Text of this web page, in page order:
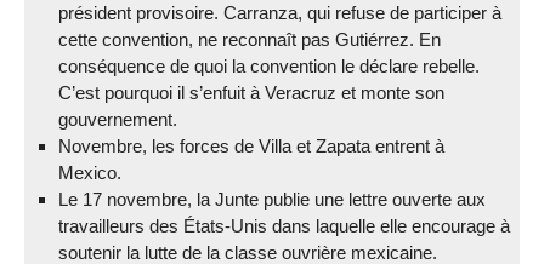
président provisoire. Carranza, qui refuse de participer à
cette convention, ne reconnaît pas Gutiérrez. En
conséquence de quoi la convention le déclare rebelle.
C’est pourquoi il s’enfuit à Veracruz et monte son
gouvernement.
Novembre, les forces de Villa et Zapata entrent à
Mexico.
Le 17 novembre, la Junte publie une lettre ouverte aux
travailleurs des États-Unis dans laquelle elle encourage à
soutenir la lutte de la classe ouvrière mexicaine.